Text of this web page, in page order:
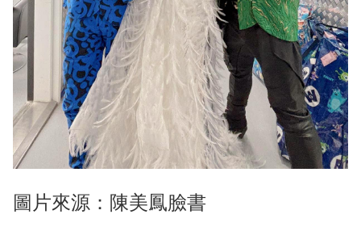
圖片來源：陳美鳳臉書